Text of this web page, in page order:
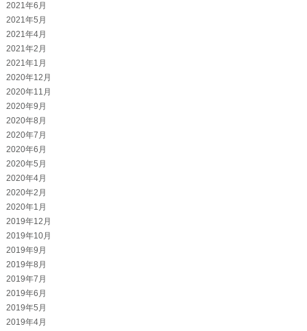
2021年6月
2021年5月
2021年4月
2021年2月
2021年1月
2020年12月
2020年11月
2020年9月
2020年8月
2020年7月
2020年6月
2020年5月
2020年4月
2020年2月
2020年1月
2019年12月
2019年10月
2019年9月
2019年8月
2019年7月
2019年6月
2019年5月
2019年4月